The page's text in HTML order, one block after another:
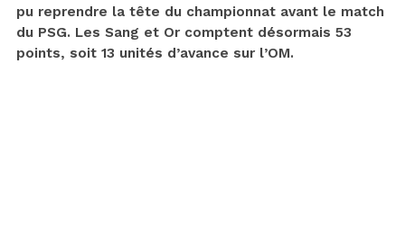
pu reprendre la tête du championnat avant le match
du PSG. Les Sang et Or comptent désormais 53
points, soit 13 unités d’avance sur l’OM.